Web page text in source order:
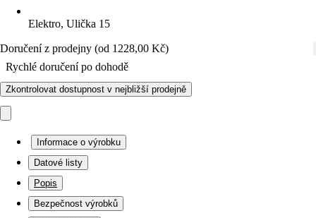
Elektro, Ulička 15
Doručení z prodejny (od 1228,00 Kč)
Rychlé doručení po dohodě
Zkontrolovat dostupnost v nejbližší prodejně
Informace o výrobku
Datové listy
Popis
Bezpečnost výrobků